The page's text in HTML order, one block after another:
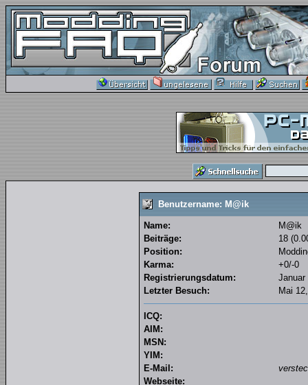
Benutzername: M@ik
Name:
M@ik
Beiträge:
18
Position:
Karma:
+0/-0
Registrierungsdatum:
Januar
Letzter Besuch:
Mai
ICQ:
AIM:
MSN:
YIM:
E-Mail:
Webseite: